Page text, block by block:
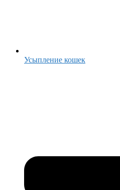
Усыпление кошек